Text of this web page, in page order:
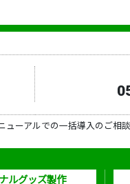
ーアルでの一括導入のご相
ルグッズ製作